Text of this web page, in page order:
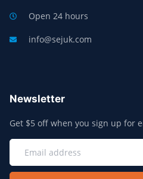
Open 24 hours
info@sejuk.com
Newsletter
Get $5 off when you sign up for